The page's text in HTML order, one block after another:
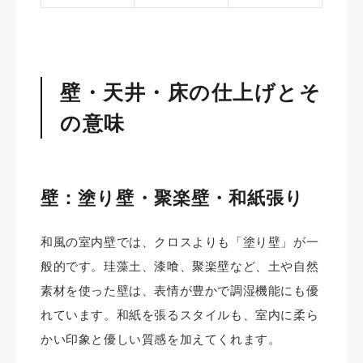
壁・天井・床の仕上げとそ
の意味
壁：塗り壁・聚楽壁・和紙張り
和風の室内壁では、クロスよりも「塗り壁」が一
般的です。珪藻土、漆喰、聚楽壁など、土や自然
素材を使った壁は、表情が豊かで調湿機能にも優
れています。和紙を張るスタイルも、室内に柔ら
かい印象と優しい質感を加えてくれます。